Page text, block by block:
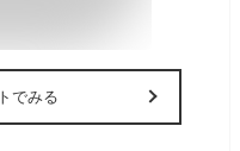
でみる